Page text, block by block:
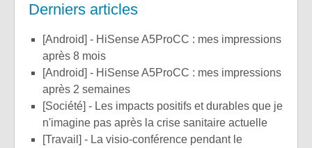
Derniers articles
[Android] - HiSense A5ProCC : mes impressions
après 8 mois
[Android] - HiSense A5ProCC : mes impressions
après 2 semaines
[Société] - Les impacts positifs et durables que je
n'imagine pas après la crise sanitaire actuelle
[Travail] - La visio-conférence pendant le